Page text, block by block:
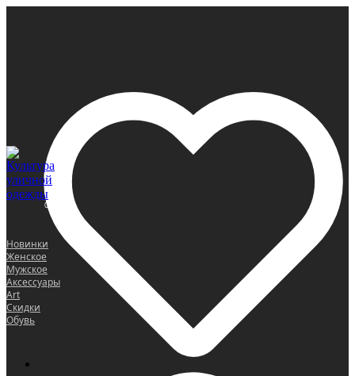
0
Новинки
Женское
Мужское
Аксессуары
Art
Скидки
Обувь